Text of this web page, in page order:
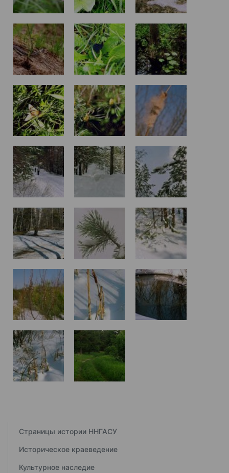
Страницы истории ННГАСУ
Историческое краеведение
Культурное наследие